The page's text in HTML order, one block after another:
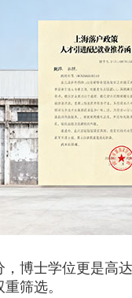
士学位更是高
筛选。